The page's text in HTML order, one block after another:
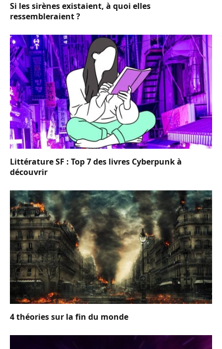
Si les sirènes existaient, à quoi elles
ressembleraient ?
Littérature SF : Top 7 des livres Cyberpunk à
découvrir
4 théories sur la fin du monde